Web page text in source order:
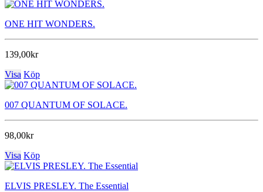
ONE HIT WONDERS.
139,00kr
Visa Köp
007 QUANTUM OF SOLACE.
98,00kr
Visa Köp
ELVIS PRESLEY. The Essential